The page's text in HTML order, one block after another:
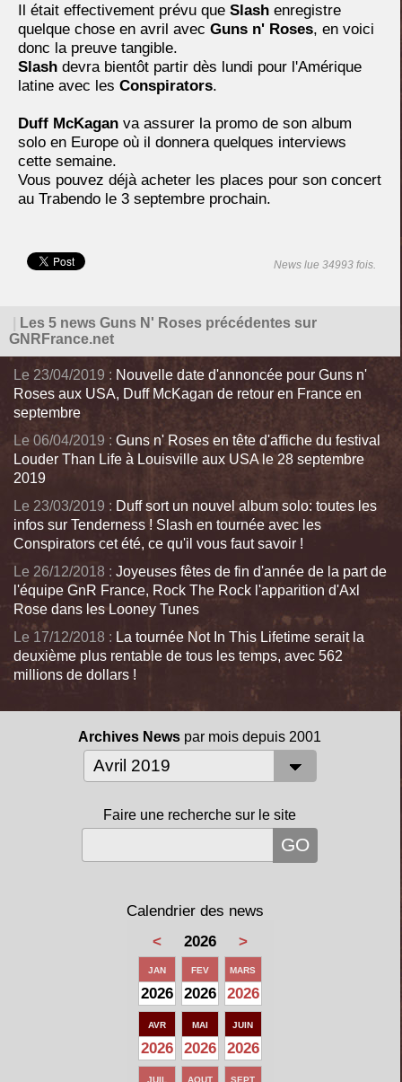
Il était effectivement prévu que Slash enregistre
quelque chose en avril avec Guns n' Roses, en voici
donc la preuve tangible.
Slash devra bientôt partir dès lundi pour l'Amérique
latine avec les Conspirators.
Duff McKagan va assurer la promo de son album
solo en Europe où il donnera quelques interviews
cette semaine.
Vous pouvez déjà acheter les places pour son concert
au Trabendo le 3 septembre prochain.
News lue 34993 fois.
Les 5 news Guns N' Roses précédentes sur
GNRFrance.net
Le 23/04/2019 : Nouvelle date d'annoncée pour Guns n'
Roses aux USA, Duff McKagan de retour en France en
septembre
Le 06/04/2019 : Guns n' Roses en tête d'affiche du festival
Louder Than Life à Louisville aux USA le 28 septembre
2019
Le 23/03/2019 : Duff sort un nouvel album solo: toutes les
infos sur Tenderness ! Slash en tournée avec les
Conspirators cet été, ce qu'il vous faut savoir !
Le 26/12/2018 : Joyeuses fêtes de fin d'année de la part de
l'équipe GnR France, Rock The Rock l'apparition d'Axl
Rose dans les Looney Tunes
Le 17/12/2018 : La tournée Not In This Lifetime serait la
deuxième plus rentable de tous les temps, avec 562
millions de dollars !
Archives News par mois depuis 2001
Faire une recherche sur le site
Calendrier des news
<
2026 >
JAN
2026
FEV
2026
MARS
2026
AVR
2026
MAI
2026
JUIN
2026